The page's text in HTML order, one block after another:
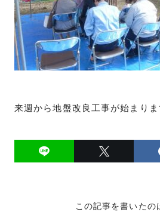
来週から地盤改良工事が始まりま
この記事を書いたの